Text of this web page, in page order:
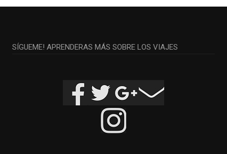
SÍGUEME! APRENDERAS MÁS SOBRE LOS VIAJES